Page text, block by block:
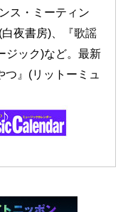
ス・ミーティン
夜書房)、『歌謡
ジック)など。最新
』(リットーミュ